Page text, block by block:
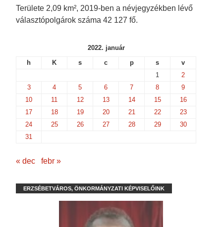
Területe 2,09 km², 2019-ben a névjegyzékben lévő
választópolgárok száma 42 127 fő.
2022. január
h
K s c p s
v
1
2
3
4 5 6 7 8
9
10
11 12 13 14 15
16
17
18 19 20 21 22
23
24
25 26 27 28 29
30
31
« dec febr »
ERZSÉBETVÁROS, ÖNKORMÁNYZATI KÉPVISELŐINK